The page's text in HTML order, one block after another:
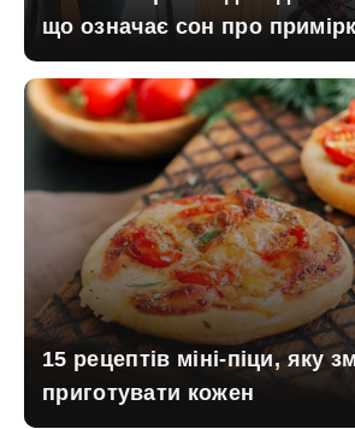
що означає сон про
15 рецептів міні-піци, яку
приготувати кожен